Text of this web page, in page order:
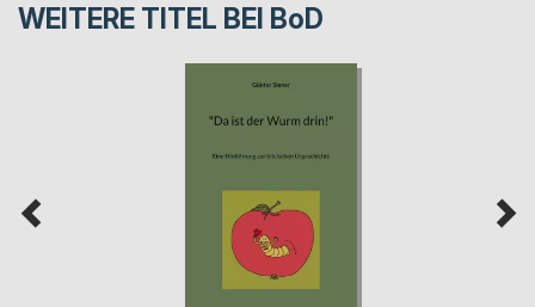
WEITERE TITEL BEI BoD